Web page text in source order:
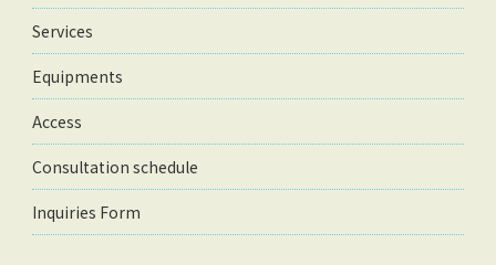
Services
Equipments
Access
Consultation schedule
Inquiries Form